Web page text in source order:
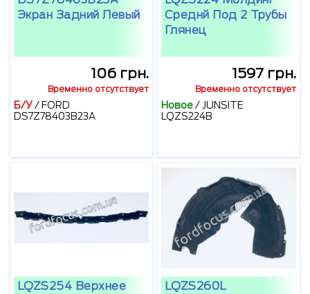
Экран Задний Левый
106 грн.
Временно отсутствует
Б/У/ FORD
DS7Z78403B23A
Среднй Под 2 Трубы
Глянец
1597 грн.
Временно отсутствует
Новое/ JUNSITE
LQZS224B
LQZS254 Верхнее
LQZS260L